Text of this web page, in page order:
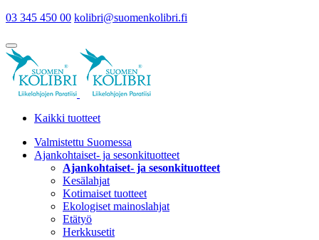
03 345 450 00 kolibri@suomenkolibri.fi
Kaikki tuotteet
Valmistettu Suomessa
Ajankohtaiset- ja sesonkituotteet
Ajankohtaiset- ja sesonkituotteet
Kesälahjat
Kotimaiset tuotteet
Ekologiset mainoslahjat
Etätyö
Herkkusetit